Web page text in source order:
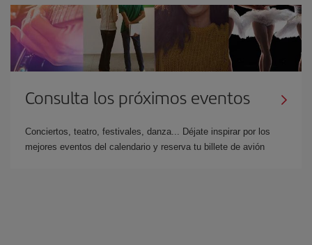
Consulta los próximos eventos
Conciertos, teatro, festivales, danza... Déjate inspirar por los
mejores eventos del calendario y reserva tu billete de avión